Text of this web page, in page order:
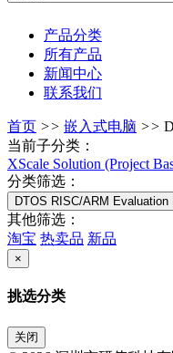
产品分类
所有产品
新闻中心
联系我们
首页 >> 嵌入式电脑 >>
当前子分类：
XScale Solution (Project
分类筛选：
DTOS RISC/ARM Evaluation
其他筛选：
淘宝 热卖品 新品
×
挑选分类
关闭